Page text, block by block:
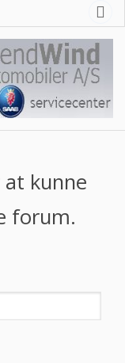
kunne
forum.